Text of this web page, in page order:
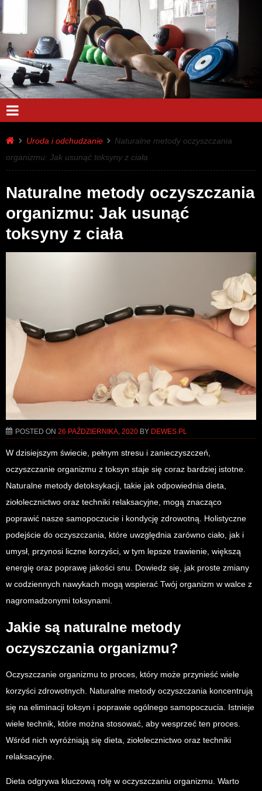
Uroda i odchudzanie
Naturalne metody oczyszczania
organizmu: Jak usunąć toksyny z ciała
Naturalne metody oczyszczania
organizmu: Jak usunąć
toksyny z ciała
POSTED ON 26 PAŹDZIERNIKA, 2020 BY DEWES.PL
W dzisiejszym świecie, pełnym stresu i zanieczyszczeń,
oczyszczanie organizmu z toksyn staje się coraz bardziej istotne.
Naturalne metody detoksykacji, takie jak odpowiednia dieta,
ziołolecznictwo oraz techniki relaksacyjne, mogą znacząco
poprawić nasze samopoczucie i kondycję zdrowotną. Holistyczne
podejście do oczyszczania, które uwzględnia zarówno ciało, jak i
umysł, przynosi liczne korzyści, w tym lepsze trawienie, większą
energię oraz poprawę jakości snu. Dowiedz się, jak proste zmiany
w codziennych nawykach mogą wspierać Twój organizm w walce z
nagromadzonymi toksynami.
Jakie są naturalne metody
oczyszczania organizmu?
Oczyszczanie organizmu to proces, który może przynieść wiele
korzyści zdrowotnych. Naturalne metody oczyszczania koncentrują
się na eliminacji toksyn i poprawie ogólnego samopoczucia. Istnieje
wiele technik, które można stosować, aby wesprzeć ten proces.
Wśród nich wyróżniają się dieta, ziołolecznictwo oraz techniki
relaksacyjne.
Dieta odgrywa kluczową rolę w oczyszczaniu organizmu. Warto